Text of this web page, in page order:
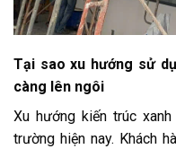
Tại sao xu hướng sử
càng lên ngôi
Xu hướng kiến trúc
trường hiện nay. Khách